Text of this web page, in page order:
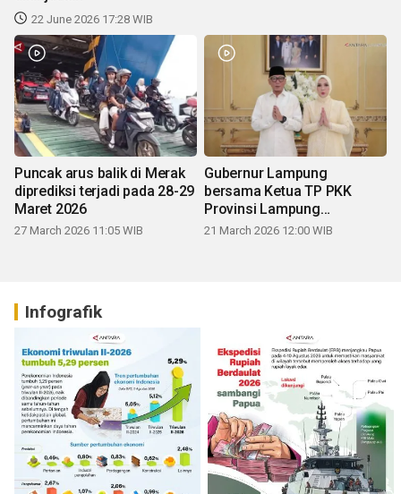
22 June 2026 17:28 WIB
Puncak arus balik di Merak
diprediksi terjadi pada 28-29
Maret 2026
27 March 2026 11:05 WIB
Gubernur Lampung
bersama Ketua TP PKK
Provinsi Lampung
mengucapkan Selamat Hari
21 March 2026 12:00 WIB
Infografik